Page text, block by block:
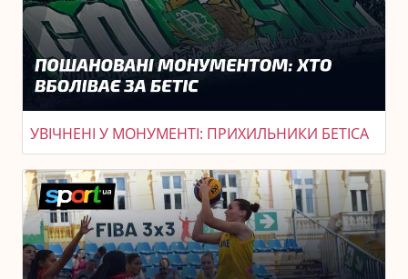
УВІЧНЕНІ У МОНУМЕНТІ: ПРИХИЛЬНИКИ БЕТІСА